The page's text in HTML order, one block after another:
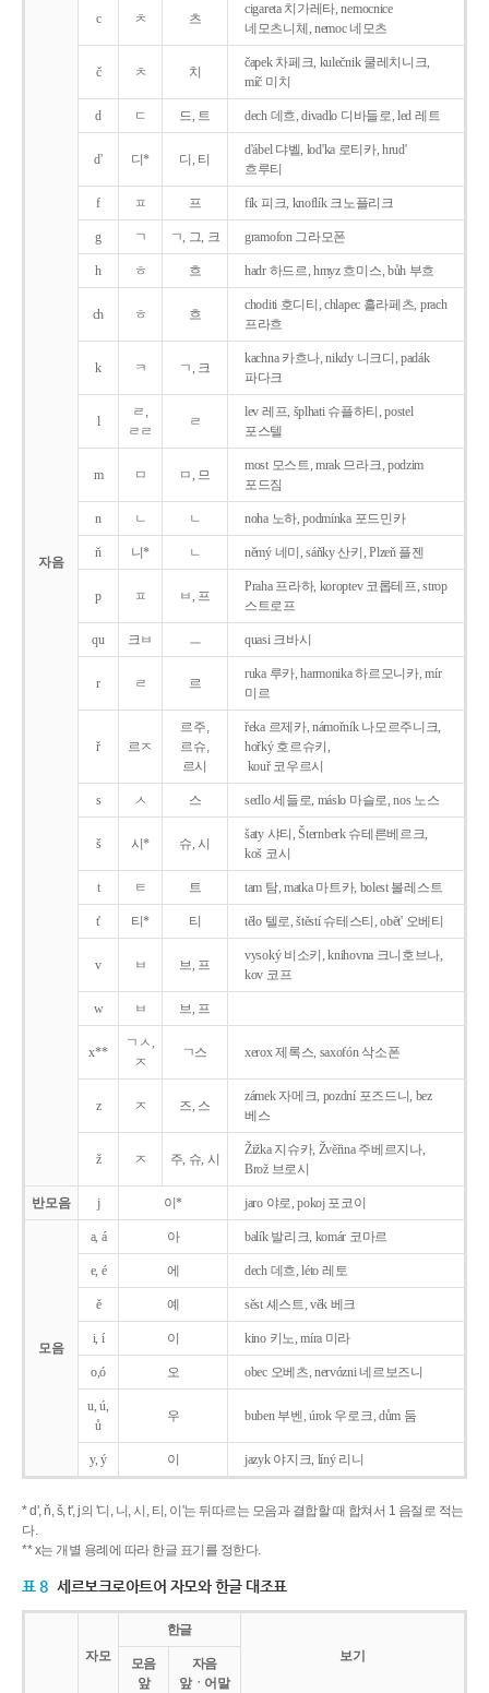
자음
c ㅊ 츠
cigareta 치가레타, nemocnice
네모츠니체, nemoc 네모츠
č ㅊ 치
čapek 차페크, kulečnik 쿨레치니크,
míč 미치
d ㄷ 드, 트 dech 데흐, divadlo 디바들로, led 레트
d' 디* 디, 티
d'ábel 댜벨, lod'ka 로티카, hrud'
흐루티
f ㅍ 프 fík 피크, knoflík 크노플리크
g ㄱ ㄱ, 그, 크 gramofon 그라모폰
h ㅎ 흐 hadr 하드르, hmyz 흐미스, bůh 부흐
ch ㅎ 흐
choditi 호디티, chlapec 흘라페츠, prach
프라흐
k ㅋ ㄱ, 크
kachna 카흐나, nikdy 니크디, padák
파다크
l
ㄹ,
ㄹㄹ
ㄹ
lev 레프, šplhati 슈플하티, postel
포스텔
m ㅁ ㅁ, 므
most 모스트, mrak 므라크, podzim
포드짐
n ㄴ ㄴ noha 노하, podmínka 포드민카
ň 니* ㄴ němý 네미, sáňky 산키, Plzeň 플젠
p ㅍ ㅂ, 프
Praha 프라하, koroptev 코롭테프, strop
스트로프
qu 크ㅂ ㅡ quasi 크바시
r ㄹ 르
ruka 루카, harmonika 하르모니카, mír
미르
ř 르ㅈ
르주,
르슈,
르시
řeka 르제카, námořník 나모르주니크,
hořký 호르슈키,
kouř 코우르시
s ㅅ 스 sedlo 세들로, máslo 마슬로, nos 노스
š 시* 슈, 시
šaty 샤티, Šternberk 슈테른베르크,
koš 코시
t ㅌ 트 tam 탐, matka 마트카, bolest 볼레스트
t' 티* 티 tělo 텔로, štěstí 슈테스티, obět' 오베티
v ㅂ 브, 프
vysoký 비소키, knihovna 크니호브나,
kov 코프
w ㅂ 브, 프
x**
ㄱㅅ,
ㅈ
ㄱ스 xerox 제록스, saxofón 삭소폰
z ㅈ 즈, 스
zámek 자메크, pozdní 포즈드니, bez
베스
ž ㅈ 주, 슈, 시
Žižka 지슈카, Žvěřina 주베르지나,
Brož 브로시
반모음 j 이* jaro 야로, pokoj 포코이
모음
a, á 아 balík 발리크, komár 코마르
e, é 에 dech 데흐, léto 레토
ě 예 sěst 셰스트, věk 베크
i, í 이 kino 키노, míra 미라
o,ó 오 obec 오베츠, nervózni 네르보즈니
u, ú,
ů
우 buben 부벤, úrok 우로크, dům 둠
y, ý 이 jazyk야지크, líný 리니
* d', ň, š, t', j의 '디, 니, 시, 티, 이'는 뒤따르는 모음과 결합할 때 합쳐서 1 음절로 적는
다.
** x는 개별 용례에 따라 한글 표기를 정한다.
표 8 세르보크로아트어 자모와 한글 대조표
자모
한글
보기
모음
앞
자음
앞ㆍ어말